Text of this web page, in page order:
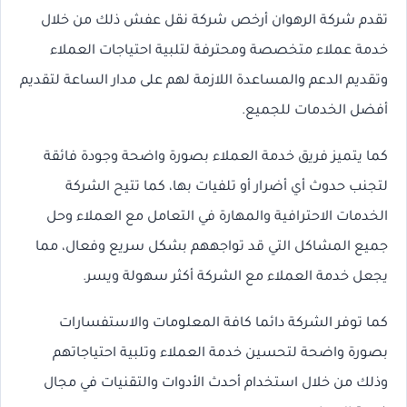
تقدم شركة الرهوان أرخص شركة نقل عفش ذلك من خلال
خدمة عملاء متخصصة ومحترفة لتلبية احتياجات العملاء
وتقديم الدعم والمساعدة اللازمة لهم على مدار الساعة لتقديم
أفضل الخدمات للجميع.
كما يتميز فريق خدمة العملاء بصورة واضحة وجودة فائقة
لتجنب حدوث أي أضرار أو تلفيات بها، كما تتيح الشركة
الخدمات الاحترافية والمهارة في التعامل مع العملاء وحل
جميع المشاكل التي قد تواجههم بشكل سريع وفعال، مما
يجعل خدمة العملاء مع الشركة أكثر سهولة ويسر.
كما توفر الشركة دائما كافة المعلومات والاستفسارات
بصورة واضحة لتحسين خدمة العملاء وتلبية احتياجاتهم
وذلك من خلال استخدام أحدث الأدوات والتقنيات في مجال